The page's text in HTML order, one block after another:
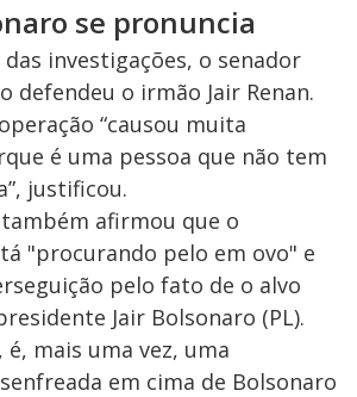
se pronuncia
investigações, o senador
defendeu o irmão Jair Renan.
“causou muita
é uma pessoa que não tem
justificou.
afirmou que o
"procurando pelo em ovo" e
pelo fato de o alvo
Jair Bolsonaro (PL).
é, mais uma vez, uma
em cima de Bolsonaro